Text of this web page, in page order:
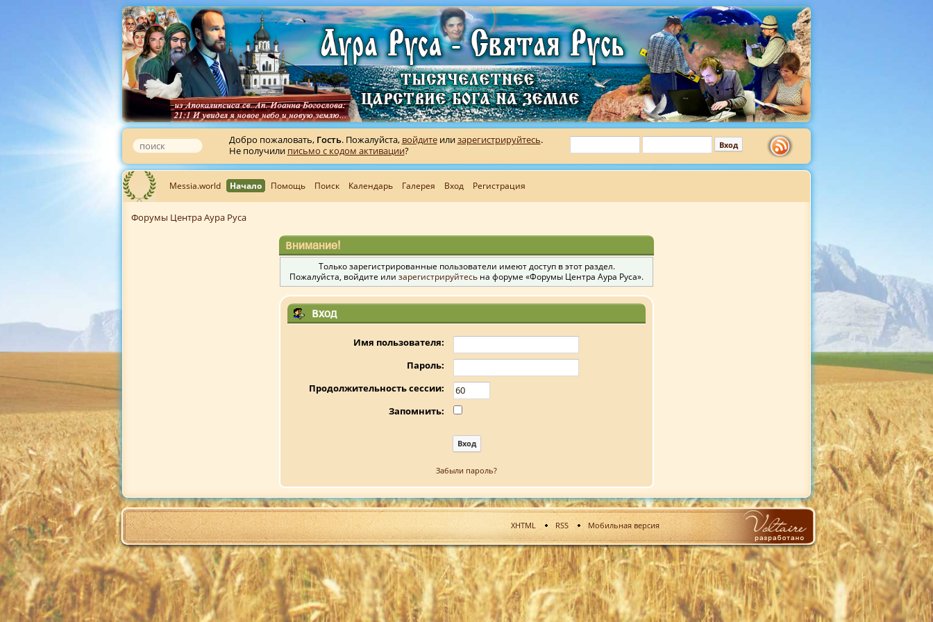
Добро пожаловать, Гость. Пожалуйста, войдитеилизарегистрируйтесь.
Не получили письмо с кодом активации?
Messia.world Начало Помощь Поиск Календарь Галерея Вход Регистрация
Форумы Центра Аура Руса
Внимание!
Только зарегистрированные пользователи имеют доступ в этот раздел.
Пожалуйста, войдите или зарегистрируйтесь на форуме «Форумы Центра Аура Руса».
Вход
Имя пользователя:
Пароль:
Продолжительность сессии:
Запомнить:
Забыли пароль?
XHTML RSS Мобильная версия